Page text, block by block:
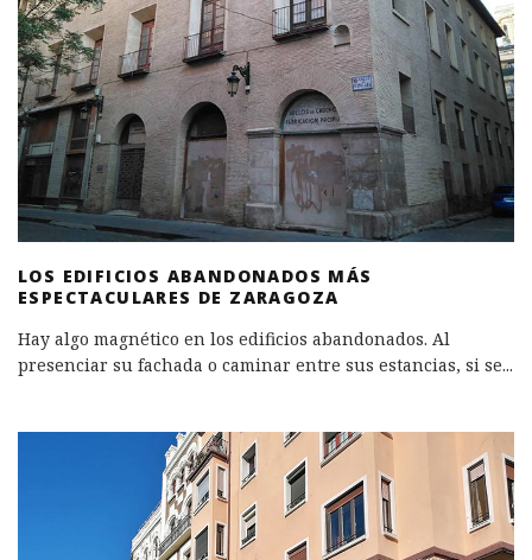
LOS EDIFICIOS ABANDONADOS MÁS
ESPECTACULARES DE ZARAGOZA
Hay algo magnético en los edificios abandonados. Al
presenciar su fachada o caminar entre sus estancias, si se...